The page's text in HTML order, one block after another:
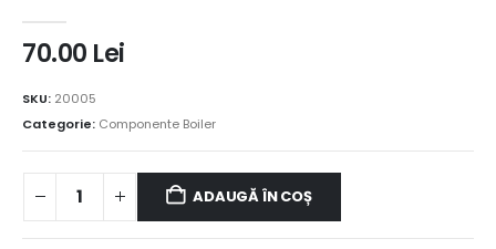
70.00 Lei
SKU: 20005
Categorie: Componente Boiler
ADAUGĂ ÎN COȘ